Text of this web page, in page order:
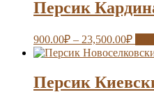
Персик
900.00₽ – 23,500.00₽
Персик